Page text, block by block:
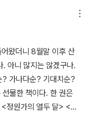
과거의 역사를 공부하
로 자랐으면서도 부모
순응하는 결혼생활을
결과이다.어쩌면 이런
는 사람들에게만 해당
가지의 상반된 감정들이
등이 대부분의 보통사람
지 않은 느낌을 지닌 채
길들여 남동생이 잘못
하게 되고 남편으로부
의 아이에게 그녀는 그
하는 걱정을 남긴 소설
연애의 비참함이 그저
을 하는 애인의 애인에
? 생처럼 자해를 하게
고 이해가 안되는 것도
이라고 말하는 사람들
수 없는, 어떤 일에 관
않았을까 싶다. 그리고
거부감도 여전히 느꼈
재 친구분이 선물해주
도 진리를 담고 있는 이
서 선택 기준과 관련하
던데, 찾아보지는 않았
터>, <비우티풀>, <헬
이 제일 좋았다. 그러니
별히 관심을 기울이는
는 일이 확 줄어들기도
서 영화 <머티리얼리스
화라고 해서 진작부터
언젠가 봐야지 라고만
, 베리 굿!! 하고 본것이
왔더니 8월말 이후 산
. 아니 많지는 않겠구나.
가나다순? 기대치순?
정원가의 열두 달> <아